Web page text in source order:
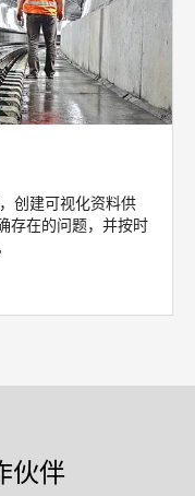
创建可视化资料供
存在的问题，并按时
伙伴